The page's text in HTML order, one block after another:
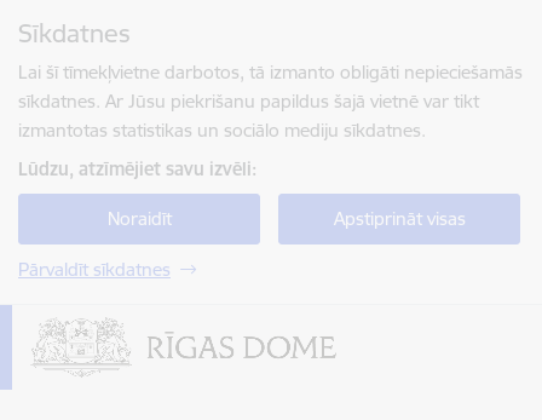
Sīkdatnes
Lai šī tīmekļvietne darbotos, tā izmanto obligāti nepieciešamās
sīkdatnes. Ar Jūsu piekrišanu papildus šajā vietnē var tikt
izmantotas statistikas un sociālo mediju sīkdatnes.
Lūdzu, atzīmējiet savu izvēli:
Noraidīt Apstiprināt visas
Pārvaldīt sīkdatnes